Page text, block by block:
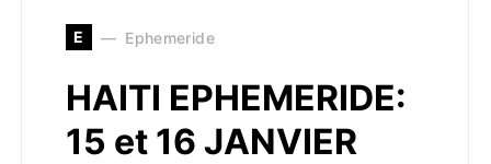
E Ephemeride
HAITI EPHEMERIDE:
15 et 16 JANVIER